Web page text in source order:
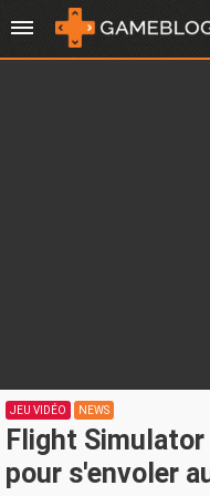
JEU VIDÉO NEWS
Flight
pour s'envoler